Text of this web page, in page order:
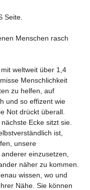
Seite.
Menschen rasch
weltweit über 1,4
Menschlichkeit
zu helfen, auf
und so effizent wie
Not drückt überall.
Ecke sitzt sie.
ist,
unsere
einzusetzen,
näher zu kommen.
wissen, wo und
Nähe. Sie können